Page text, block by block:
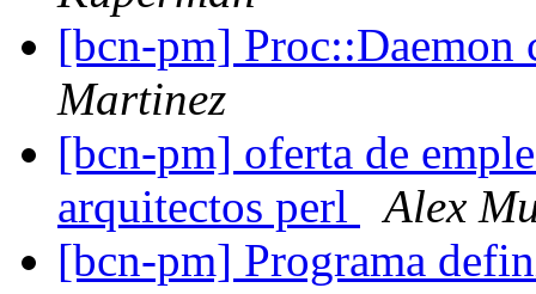
[bcn-pm]
Martinez
[bcn-pm] oferta de
arquitectos perl
Alex
[bcn-pm] Programa